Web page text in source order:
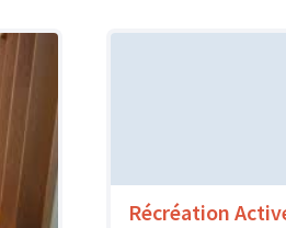
Récréation